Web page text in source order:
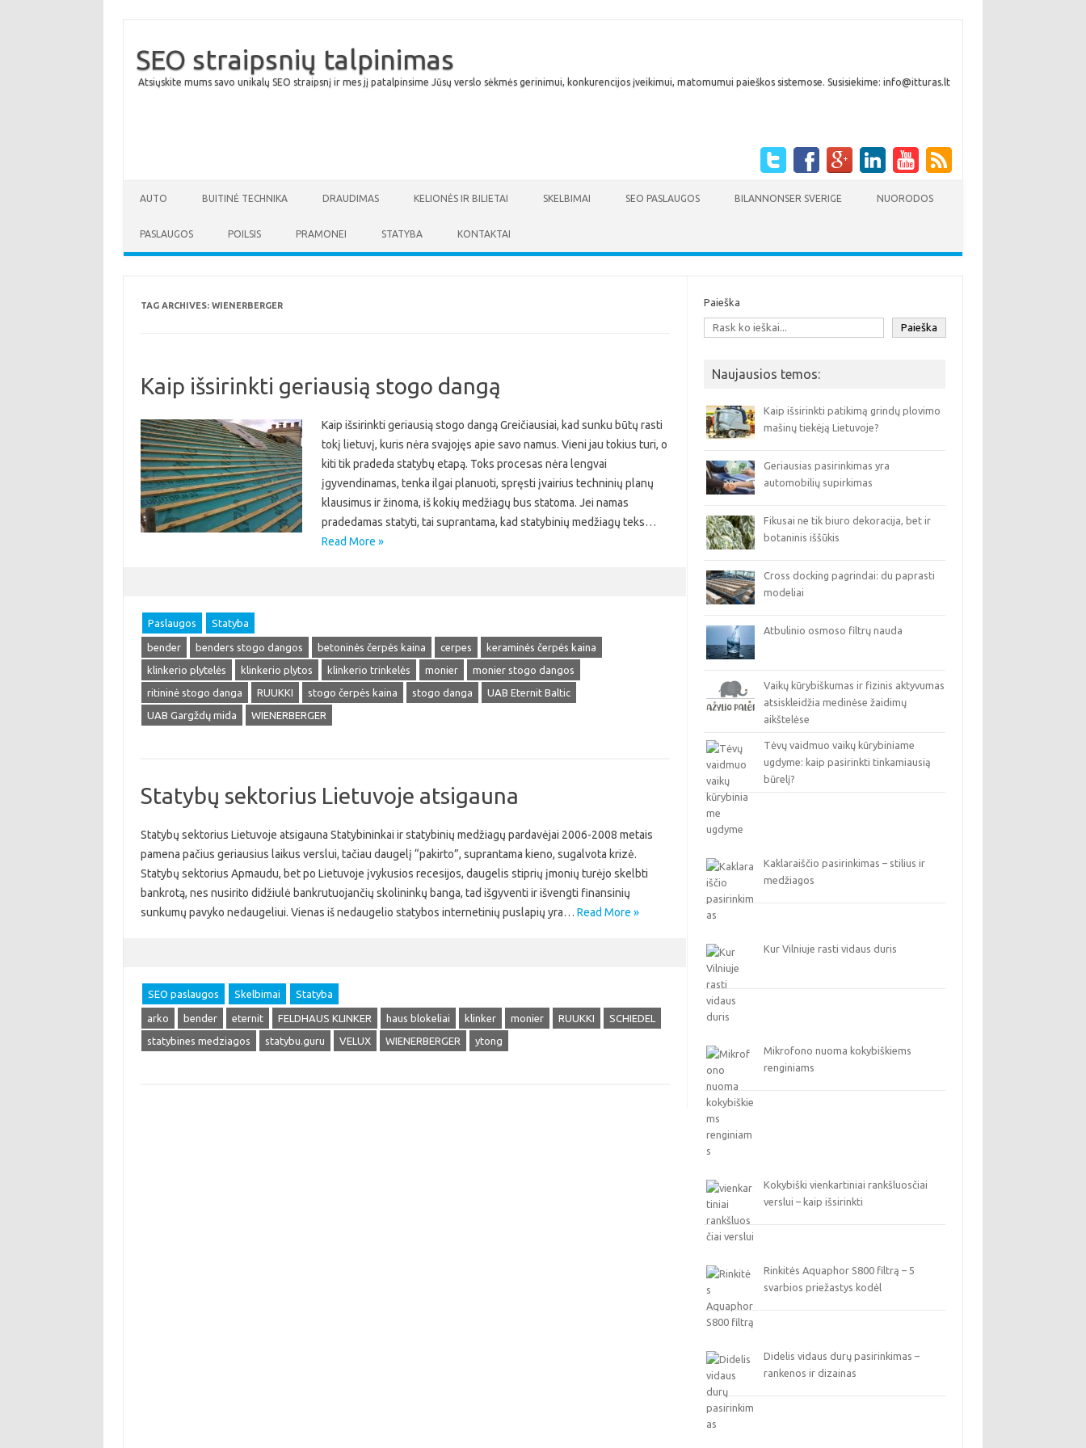
SEO straipsnių talpinimas
Atsiųskite mums savo unikalų SEO straipsnį ir mes jį patalpinsime Jūsų verslo sėkmės gerinimui, konkurencijos įveikimui, matomumui paieškos sistemose. Susisiekime: info@itturas.lt
AUTO BUITINĖ TECHNIKA DRAUDIMAS KELIONĖS IR BILIETAI SKELBIMAI SEO PASLAUGOS BILANNONSER SVERIGE NUORODOS
PASLAUGOS POILSIS PRAMONEI STATYBA KONTAKTAI
TAG ARCHIVES: WIENERBERGER
Kaip išsirinkti geriausią stogo dangą
Kaip išsirinkti geriausią stogo dangą Greičiausiai, kad sunku būtų rasti
tokį lietuvį, kuris nėra svajojęs apie savo namus. Vieni jau tokius turi, o
kiti tik pradeda statybų etapą. Toks procesas nėra lengvai
įgyvendinamas, tenka ilgai planuoti, spręsti įvairius techninių planų
klausimus ir žinoma, iš kokių medžiagų bus statoma. Jei namas
pradedamas statyti, tai suprantama, kad statybinių medžiagų teks…
Read More »
Paslaugos Statyba
bender benders stogo dangos betoninės čerpės kaina cerpes
keraminės čerpės kaina
klinkerio plytelės
klinkerio plytos klinkerio trinkelės monier
monier stogo dangos
ritininė stogo danga
RUUKKI stogo čerpės kaina stogo danga
UAB Eternit Baltic
UAB Gargždų mida
WIENERBERGER
Statybų sektorius Lietuvoje atsigauna
Statybų sektorius Lietuvoje atsigauna Statybininkai ir statybinių medžiagų pardavėjai 2006-2008 metais
pamena pačius geriausius laikus verslui, tačiau daugelį “pakirto”, suprantama kieno, sugalvota krizė.
Statybų sektorius Apmaudu, bet po Lietuvoje įvykusios recesijos, daugelis stiprių įmonių turėjo skelbti
bankrotą, nes nusirito didžiulė bankrutuojančių skolininkų banga, tad išgyventi ir išvengti finansinių
sunkumų pavyko nedaugeliui. Vienas iš nedaugelio statybos internetinių puslapių yra… Read More »
SEO paslaugos Skelbimai Statyba
arko bender eternit FELDHAUS KLINKER haus blokeliai klinker monier RUUKKI
SCHIEDEL
statybines medziagos
statybu.guru VELUX WIENERBERGER ytong
Paieška
Paieška
Naujausios temos:
Kaip išsirinkti patikimą grindų plovimo
mašinų tiekėją Lietuvoje?
Geriausias pasirinkimas yra
automobilių supirkimas
Fikusai ne tik biuro dekoracija, bet ir
botaninis iššūkis
Cross docking pagrindai: du paprasti
modeliai
Atbulinio osmoso filtrų nauda
Vaikų kūrybiškumas ir fizinis aktyvumas
atsiskleidžia medinėse žaidimų
aikštelėse
Tėvų vaidmuo vaikų kūrybiniame
ugdyme: kaip pasirinkti tinkamiausią
būrelį?
Kaklaraiščio pasirinkimas – stilius ir
medžiagos
Kur Vilniuje rasti vidaus duris
Mikrofono nuoma kokybiškiems
renginiams
Kokybiški vienkartiniai rankšluosčiai
verslui – kaip išsirinkti
Rinkitės Aquaphor S800 filtrą – 5
svarbios priežastys kodėl
Didelis vidaus durų pasirinkimas –
rankenos ir dizainas